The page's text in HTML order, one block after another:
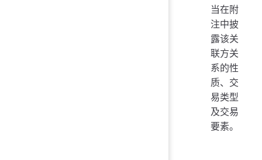
当在附
注中披
露该关
联方关
系的性
质、交
易类型
及交易
要素。